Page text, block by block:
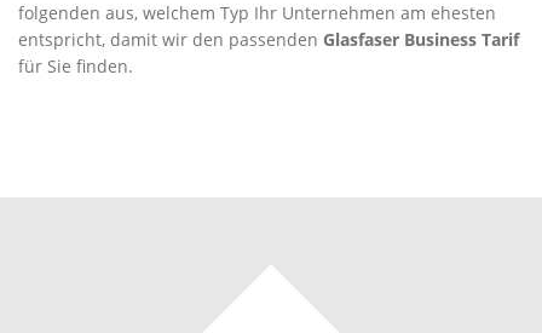
folgenden aus, welchem Typ Ihr Unternehmen am ehesten
entspricht, damit wir den passenden Glasfaser Business Tarif
für Sie finden.